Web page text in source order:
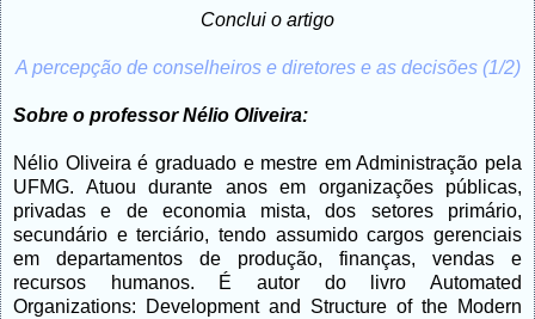
Conclui o artigo
A percepção de conselheiros e diretores e as decisões (1/2)
Sobre o professor Nélio Oliveira:
Nélio Oliveira é graduado e mestre em Administração pela
UFMG. Atuou durante anos em organizações públicas,
privadas e de economia mista, dos setores primário,
secundário e terciário, tendo assumido cargos gerenciais
em departamentos de produção, finanças, vendas e
recursos humanos. É autor do livro Automated
Organizations: Development and Structure of the Modern